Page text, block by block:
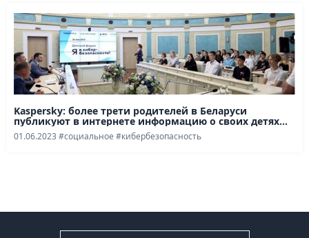
Kaspersky: более трети родителей в Беларуси
публикуют в интернете информацию о своих детях...
01.06.2023 #социальное #кибербезопасность